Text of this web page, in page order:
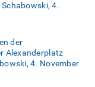
4.
der
Alexanderplatz
4. November